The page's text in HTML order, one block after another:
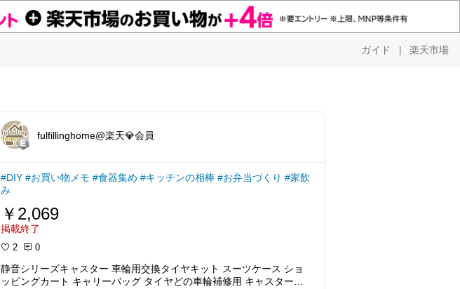
ガイド | 楽天市場
fulfillinghome@楽天💎会員
#DIY #お買い物メモ #食器集め #キッチンの相棒 #お弁当づくり #家飲
み
￥2,069
掲載終了
2 0
静音シリーズキャスター 車輪用交換タイヤキット スーツケース ショ
ッピングカート キャリーバッグ タイヤどの車輪補修用 キャスター取